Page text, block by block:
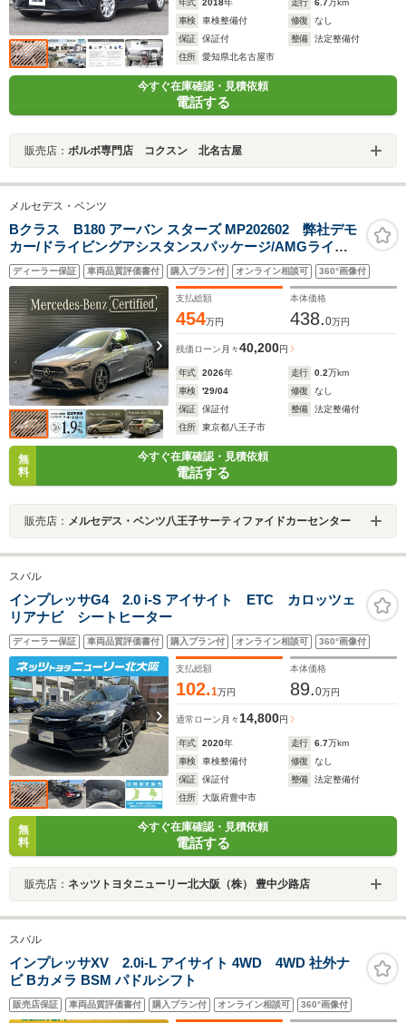
年式 2018年 走行 6.7万km
車検
車検整備付 修復
なし
保証
保証付 整備
法定整備付
住所
愛知県北名古屋市
今すぐ在庫確認・見積依頼
電話する
販売店： ボルボ専門店 コクスン 北名古屋
メルセデス・ベンツ
Bクラス B180 アーバン スターズ MP202602 弊社デモ
カー/ドライビングアシスタンスパッケージ/AMGライン/
ナイトパッケージ/レザーARTICO・MICROCUTシート/ア
ドバンスドサウンドシステム/MBUX AR ナビゲーション/
フットトランクオープナー
ディーラー保証 車両品質評価書付 購入プラン付 オンライン相談可 360°画像付
支払総額
454万円
本体価格
438.0万円
残価ローン 月々40,200円
年式 2026年 走行 0.2万km
車検
'29/04 修復
なし
保証
保証付 整備
法定整備付
住所
東京都八王子市
無
料
今すぐ在庫確認・見積依頼
電話する
販売店： メルセデス・ベンツ八王子サーティファイドカーセンター
スバル
インプレッサG4 2.0 i-S アイサイト ETC カロッツェ
リアナビ シートヒーター
ディーラー保証 車両品質評価書付 購入プラン付 オンライン相談可 360°画像付
支払総額
102.1万円
本体価格
89.0万円
通常ローン 月々14,800円
年式 2020年 走行 6.7万km
車検
車検整備付 修復
なし
保証
保証付 整備
法定整備付
住所
大阪府豊中市
無
料
今すぐ在庫確認・見積依頼
電話する
販売店： ネッツトヨタニューリー北大阪（株） 豊中少路店
スバル
インプレッサXV 2.0i-L アイサイト 4WD 4WD 社外ナ
ビ Bカメラ BSM パドルシフト
販売店保証 車両品質評価書付 購入プラン付 オンライン相談可 360°画像付